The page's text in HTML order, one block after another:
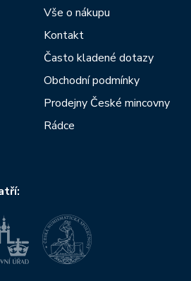
Vše o nákupu
Kontakt
Často kladené dotazy
Obchodní podmínky
Prodejny České mincovny
Rádce